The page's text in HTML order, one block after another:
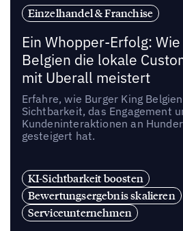
Einzelhandel & Franchise
Ein Whopper-Erfolg:
Belgien die lokale
mit Uberall meistert
Erfahre, wie Burger King
Sichtbarkeit, das Engagement
Kundeninteraktionen an
gesteigert hat.
KI-Sichtbarkeit boosten
Bewertungsergebnis skalieren
Serviceunternehmen